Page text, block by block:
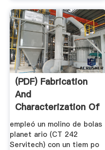
(PDF) Fabrication
And
Characterization Of
Alumina S ...
empleó un molino de bolas
planet ario (CT 242
Servitech) con un tiem po